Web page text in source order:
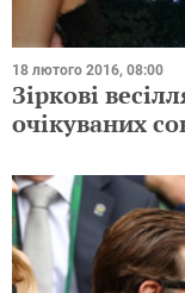
18 лютого 2016, 08:00
Зіркові
очікуваних